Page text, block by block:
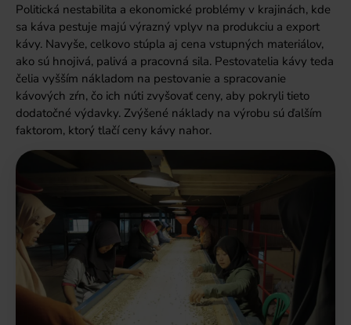
Politická nestabilita a ekonomické problémy v krajinách, kde
sa káva pestuje majú výrazný vplyv na produkciu a export
kávy. Navyše, celkovo stúpla aj cena vstupných materiálov,
ako sú hnojivá, palivá a pracovná sila. Pestovatelia kávy teda
čelia vyšším nákladom na pestovanie a spracovanie
kávových zŕn, čo ich núti zvyšovať ceny, aby pokryli tieto
dodatočné výdavky. Zvýšené náklady na výrobu sú ďalším
faktorom, ktorý tlačí ceny kávy nahor.